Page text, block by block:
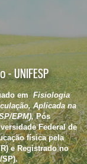
UNIFESP
emFisiologia
Aplicada na
EPM), Pós
Federal de
física pela
e Registrado no
SP).